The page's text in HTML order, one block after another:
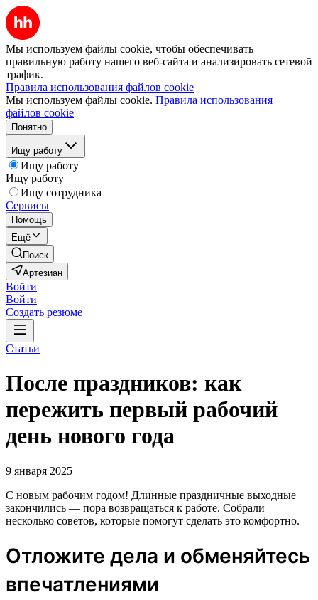
Мы используем файлы cookie, чтобы обеспечивать
правильную работу нашего веб-сайта и анализировать сетевой
трафик.
Правила использования файлов cookie
Мы используем файлы cookie. Правила использования
файлов cookie
Понятно
Ищу работу
Ищу работу
Ищу работу
Ищу сотрудника
Сервисы
Помощь
Ещё
Поиск
Артезиан
Войти
Войти
Создать резюме
Статьи
После праздников: как
пережить первый рабочий
день нового года
9 января 2025
С новым рабочим годом! Длинные праздничные выходные
закончились — пора возвращаться к работе. Собрали
несколько советов, которые помогут сделать это комфортно.
Отложите дела и обменяйтесь
впечатлениями